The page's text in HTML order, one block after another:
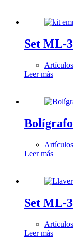
Set ML-
Leer más
Leer más
Set ML-
Leer más